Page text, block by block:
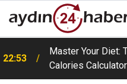
22:53
Master Your Diet:
Calories